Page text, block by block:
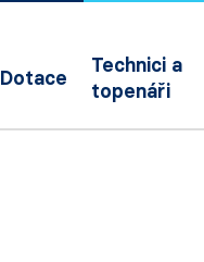
Dotace
Technici a
topenáři